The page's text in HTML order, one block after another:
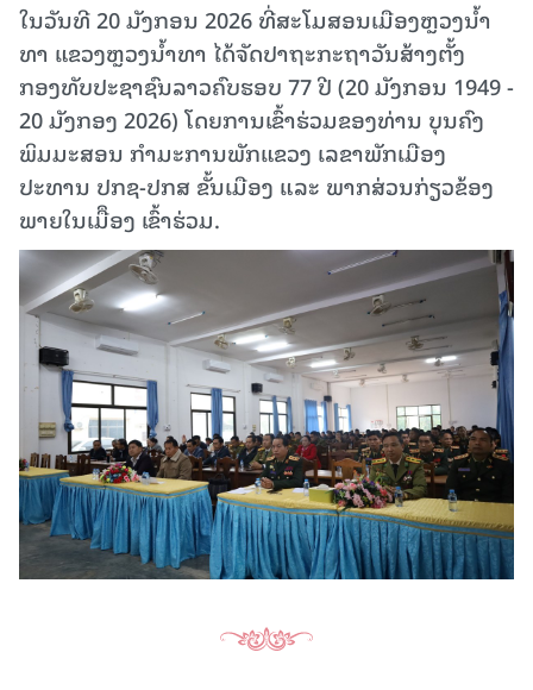
ໃນວັນທີ 20 ມັງກອນ 2026 ທີ່ສະໂມສອນເມືອງຫຼວງນ້ຳ
ທາ ແຂວງຫຼວງນໍ້າທາ ໄດ້ຈັດປາຖະກະຖາວັນສ້າງຕັ້ງ
ກອງທັບປະຊາຊົນລາວຄົບຮອບ 77 ປີ (20 ມັງກອນ 1949 -
20 ມັງກອງ 2026) ໂດຍການເຂົ້າຮ່ວມຂອງທ່ານ ບຸນຄົງ
ພິມມະສອນ ກຳມະການພັກແຂວງ ເລຂາພັກເມືອງ
ປະທານ ປກຊ-ປກສ ຂັ້ນເມືອງ ແລະ ພາກສ່ວນກ່ຽວຂ້ອງ
ພາຍໃນເມືຶອງ ເຂົ້າຮ່ວມ.